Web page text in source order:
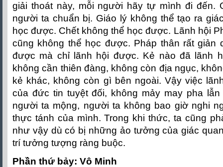
giải thoát này, mỗi người hãy tự mình đi đến.
người ta chuẩn bị. Giáo lý không thể tạo ra
học được. Chết không thể học được. Lãnh hội
cũng không thể học được. Pháp thân rất giản
được mà chỉ lãnh hội được. Kẻ nào đã lãnh
không cần thiên đàng, không còn địa ngục,
kẻ khác, không còn gì bên ngoài. Vậy việc
của đức tin tuyệt đối, không mảy may pha
người ta mộng, người ta không bao giờ nghi
thực tánh của mình. Trong khi thức, ta cũng
như vậy dù có bị những ảo tưởng của giác
trí tưởng tượng ràng buộc.
Phần thứ bảy: Vô Minh